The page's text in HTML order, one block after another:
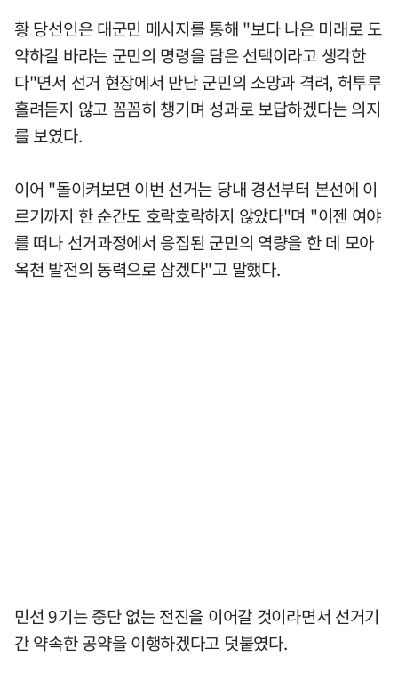
황 당선인은 대군민 메시지를 통해 "보다 나은 미래로 도
약하길 바라는 군민의 명령을 담은 선택이라고 생각한
다"면서 선거 현장에서 만난 군민의 소망과 격려, 허투루
흘려듣지 않고 꼼꼼히 챙기며 성과로 보답하겠다는 의지
를 보였다.
이어 "돌이켜보면 이번 선거는 당내 경선부터 본선에 이
르기까지 한 순간도 호락호락하지 않았다"며 "이젠 여야
를 떠나 선거과정에서 응집된 군민의 역량을 한 데 모아
옥천 발전의 동력으로 삼겠다"고 말했다.
민선 9기는 중단 없는 전진을 이어갈 것이라면서 선거기
간 약속한 공약을 이행하겠다고 덧붙였다.